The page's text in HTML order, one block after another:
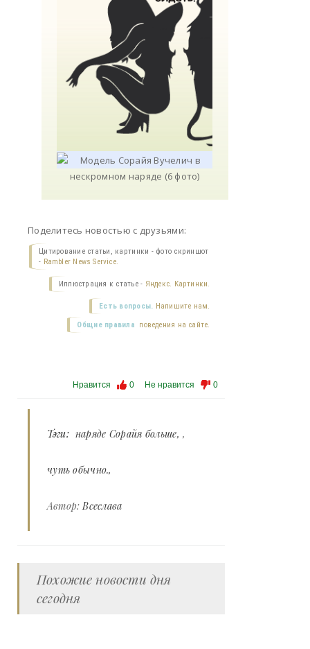
Поделитесь новостью с друзьями:
Цитирование статьи, картинки - фото скриншот
- Rambler News Service.
Иллюстрация к статье - Яндекс. Картинки.
Есть вопросы. Напишите нам.
Общие правила поведения на сайте.
Нравится 0 Не нравится 0
Тэги: наряде Сорайя больше ,
чуть обычно.
Автор:Всеслава
Похожие новости дня
сегодня